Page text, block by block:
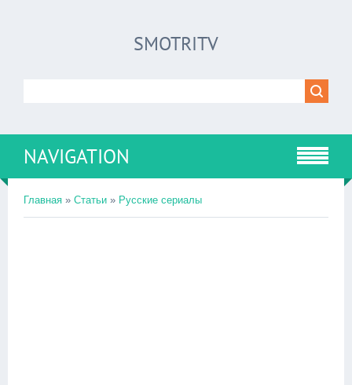
SMOTRITV
NAVIGATION
Главная » Статьи » Русские сериалы